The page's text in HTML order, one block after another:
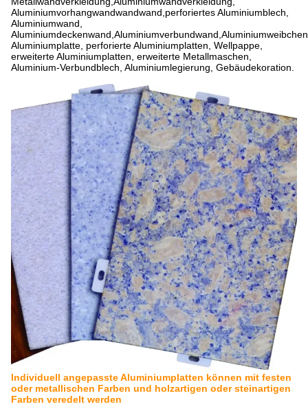
Aluminiumvorhangwandwandwand,perforiertes Aluminiumblech,
Aluminiumwand,
Aluminiumplatte, perforierte Aluminiumplatten, Wellpappe,
erweiterte Aluminiumplatten, erweiterte Metallmaschen,
Aluminium-Verbundblech, Aluminiumlegierung, Gebäudekoration.
Individuell angepasste Aluminiumplatten können mit festen
oder metallischen Farben und holzartigen oder steinartigen
Farben veredelt werden